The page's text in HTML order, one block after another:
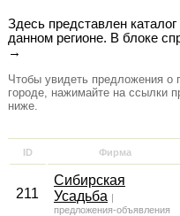
Здесь представлен
данном регионе. В блоке
→
Чтобы увидеть предложения о
городе, нажимайте на ссылки
ниже.
ID Фирма
211
Сибирская
Усадьба |
предложения-объявления